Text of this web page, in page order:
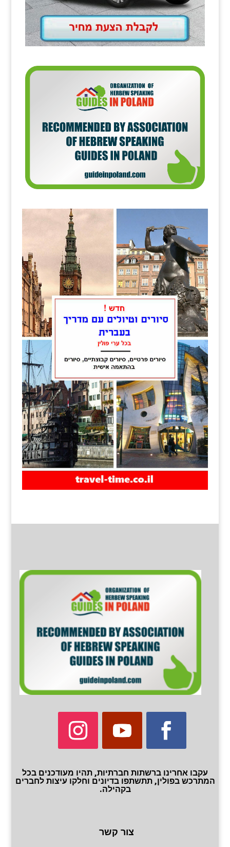
עקבו אחרינו ברשתות חברתיות, תהיו מעודכנים בכל
המתרכש בפולין, תתשתפו בדיונים וחלקו עיצות לחברים
בקהילה.
צור קשר